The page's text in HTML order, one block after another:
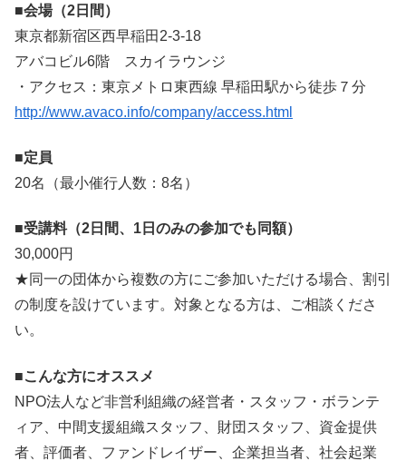
■会場（2日間）
東京都新宿区西早稲田2-3-18
アバコビル6階 スカイラウンジ
・アクセス：東京メトロ東西線 早稲田駅から徒歩７分
http://www.avaco.info/company/access.html
■定員
20名（最小催行人数：8名）
■受講料（2日間、1日のみの参加でも同額）
30,000円
★同一の団体から複数の方にご参加いただける場合、割引
の制度を設けています。対象となる方は、ご相談くださ
い。
■こんな方にオススメ
NPO法人など非営利組織の経営者・スタッフ・ボランテ
ィア、中間支援組織スタッフ、財団スタッフ、資金提供
者、評価者、ファンドレイザー、企業担当者、社会起業